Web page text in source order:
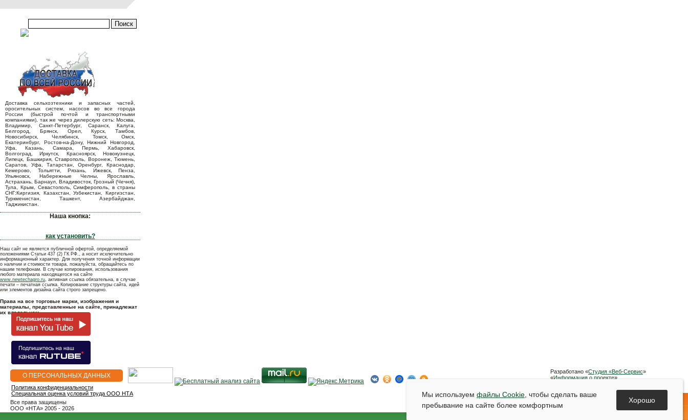
Доставка сельхозтехники и запасных частей,
оросительных систем, насосов во все города
России (быстрой почтой и транспортными
компаниями), так же через дилерскую сеть: Москва,
Владимир, Санкт-Петербург, Саранск, Калуга,
Белгород, Брянск, Орел, Курск, Тамбов,
Новосибирск, Челябинск, Томск, Омск,
Екатеринбург, Ростов-на-Дону, Нижний Новгород,
Уфа, Казань, Самара, Пермь, Хабаровск,
Волгоград, Иркутск, Красноярск, Новокузнецк,
Липецк, Башкирия, Ставрополь, Воронеж, Тюмень,
Саратов, Уфа, Татарстан, Оренбург, Краснодар,
Кемерово, Тольятти, Рязань, Ижевск, Пенза,
Ульяновск, Набережные Челны, Ярославль,
Астрахань, Барнаул, Владивосток, Грозный (Чечня),
Тула, Крым, Севастополь, Симферополь, в страны
СНГ:Киргизия, Казахстан, Узбекистан, Киргизстан,
Туркменистан, Ташкент, Азербайджан,
Таджикистан.
Наша кнопка:
как установить?
Наш сайт не является публичной офертой, определяемой
положениями Статьи 437 (2) ГК РФ., а носит исключительно
информационный характер. Для получения точной информации
о наличии и стоимости товара, пожалуйста, обращайтесь по
нашим телефонам. В случае копирования, использования
любого материала находящегося на сайте
www.newtechagro.ru, активная ссылка обязательна, в случае
печати – печатная ссылка. Копирование структуры сайта, идей
или элементов дизайна сайта строго запрещено.
Права на все торговые марки, изображения и
материалы, представленные на сайте, принадлежат
их владельцам.
О ПЕРСОНАЛЬНЫХ ДАННЫХ
Все права защищены
OOO «НТА» 2005 - 2026
Политика конфиденциальности
Специальная оценка условий труда ООО НТА
Разработано «Студия «Веб-Сервис»
«Информация о проекте»
Мы используем файлы Cookie , чтобы сделать ваше
пребывание на сайте более комфортным
Хорошо